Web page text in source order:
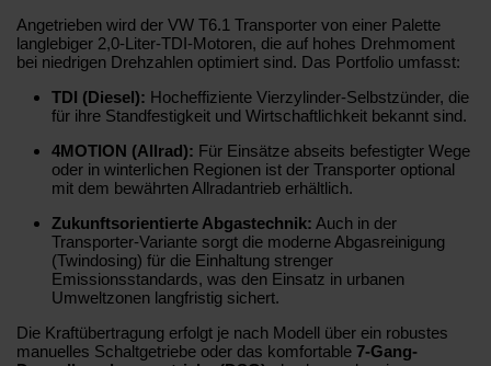
Angetrieben wird der VW T6.1 Transporter von einer Palette
langlebiger 2,0-Liter-TDI-Motoren, die auf hohes Drehmoment
bei niedrigen Drehzahlen optimiert sind. Das Portfolio umfasst:
TDI (Diesel): Hocheffiziente Vierzylinder-Selbstzünder, die
für ihre Standfestigkeit und Wirtschaftlichkeit bekannt sind.
4MOTION (Allrad): Für Einsätze abseits befestigter Wege
oder in winterlichen Regionen ist der Transporter optional
mit dem bewährten Allradantrieb erhältlich.
Zukunftsorientierte Abgastechnik: Auch in der
Transporter-Variante sorgt die moderne Abgasreinigung
(Twindosing) für die Einhaltung strenger
Emissionsstandards, was den Einsatz in urbanen
Umweltzonen langfristig sichert.
Die Kraftübertragung erfolgt je nach Modell über ein robustes
manuelles Schaltgetriebe oder das komfortable 7-Gang-